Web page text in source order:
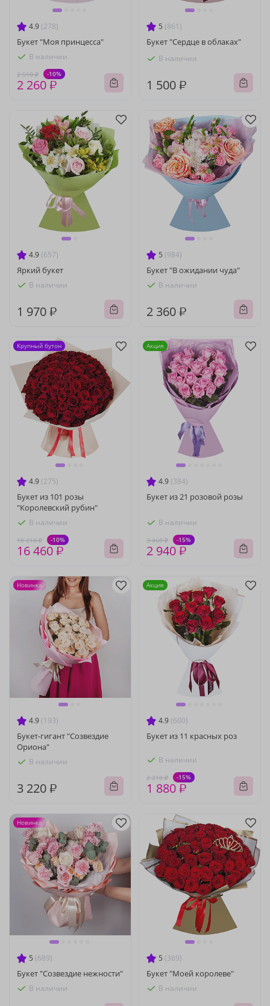
4.9 (278)
Букет "Моя принцесса"
В наличии
2 510 ₽ -10%
2 260 ₽
5 (861)
Букет "Сердце в облаках"
В наличии
1 500 ₽
4.9 (657)
Яркий букет
В наличии
1 970 ₽
5 (984)
Букет "В ожидании чуда"
В наличии
2 360 ₽
4.9 (275)
Букет из 101 розы
"Королевский рубин"
В наличии
18 210 ₽ -10%
16 460 ₽
Крупный бутон
4.9 (384)
Букет из 21 розовой розы
В наличии
3 460 ₽ -15%
2 940 ₽
Акция
4.9 (193)
Букет-гигант "Созвездие
Ориона"
В наличии
3 220 ₽
Новинка
4.9 (600)
Букет из 11 красных роз
В наличии
2 210 ₽ -15%
1 880 ₽
Акция
5 (689)
Букет "Созвездие нежности"
В наличии
Новинка
5 (369)
Букет "Моей королеве"
В наличии